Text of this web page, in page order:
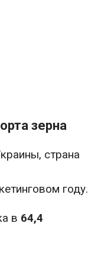
зерна
страна
году.
в 64,4